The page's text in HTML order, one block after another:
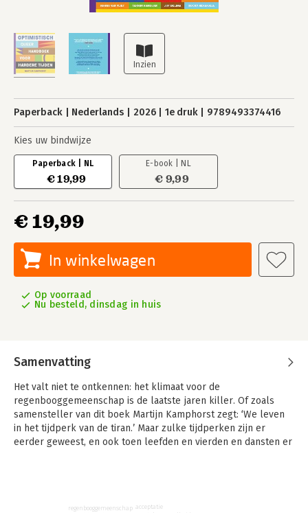
Paperback Nederlands 2026 1e druk 9789493374416
Kies uw bindwijze
Paperback | NL
€ 19,99
E-book | NL
€ 9,99
€ 19,99
In winkelwagen
Op voorraad
Nu besteld, dinsdag in huis
Samenvatting
Het valt niet te ontkennen: het klimaat voor de
regenbooggemeenschap is de laatste jaren killer. Of zoals
samensteller van dit boek Martijn Kamphorst zegt: ‘We leven
in het tijdperk van de tiran.’ Maar zulke tijdperken zijn er
eerder geweest, en ook toen leefden en vierden en dansten er
regenbooggemeenschap acceptatie